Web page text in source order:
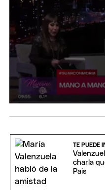
TE PUEDE
charla
Pais